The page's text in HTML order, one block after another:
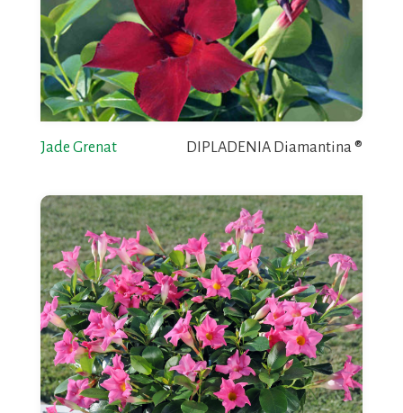
Jade Grenat DIPLADENIA Diamantina ®